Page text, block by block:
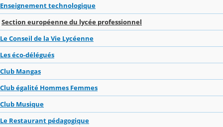
Enseignement technologique
Section européenne du lycée professionnel
Le Conseil de la Vie Lycéenne
Les éco-délégués
Club Mangas
Club égalité Hommes Femmes
Club Musique
Le Restaurant pédagogique